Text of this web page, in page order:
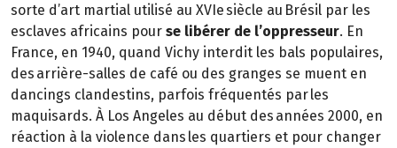
sorte d’art martial utilisé au XVIe siècle au Brésil par les
esclaves africains pour se libérer de l’oppresseur. En
France, en 1940, quand Vichy interdit les bals populaires,
des arrière-salles de café ou des granges se muent en
dancings clandestins, parfois fréquentés par les
maquisards. À Los Angeles au début des années 2000, en
réaction à la violence dans les quartiers et pour changer